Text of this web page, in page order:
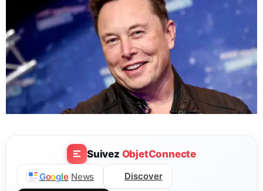
Suivez ObjetConnecte
Google News Discover